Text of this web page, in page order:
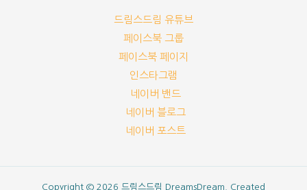
드림스드림 유튜브
페이스북 그룹
페이스북 페이지
인스타그램
네이버 밴드
네이버 블로그
네이버 포스트
Copyright © 2026 드림스드림 DreamsDream. Created